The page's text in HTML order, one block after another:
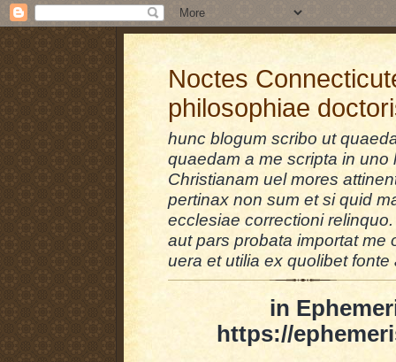
Noctes
philosophiae
hunc blogum scribo ut
quaedam a me scripta in
Christianam uel mores
pertinax non sum et si quid
ecclesiae correctioni
aut pars probata importat me
uera et utilia ex quolibet fonte
in
https://